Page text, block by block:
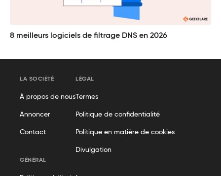
8 meilleurs logiciels de filtrage DNS en 2026
LA SOCIÉTÉ
À propos de nous
Annoncer
Contact
LÉGAL
Termes
Politique de confidentialité
Politique en matière de cookies
Divulgation
GÉNÉRAL